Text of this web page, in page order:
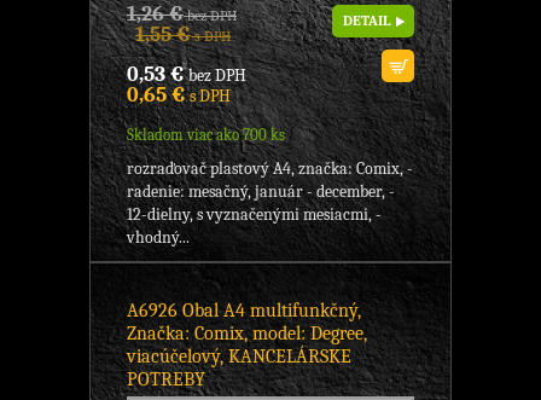
1,26 €bez DPH
1,55 €s DPH
0,53 €bez DPH
0,65 €s DPH
Skladom viac ako 700 ks
DETAIL
rozraďovač plastový A4, značka: Comix, -
radenie: mesačný, január - december, -
12-dielny, s vyznačenými mesiacmi, -
vhodný...
A6926 Obal A4 multifunkčný,
Značka: Comix, model: Degree,
viacúčelový, KANCELÁRSKE
POTREBY